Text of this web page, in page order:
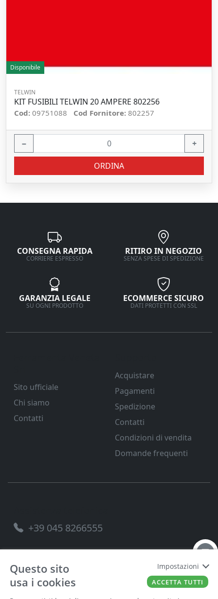
Disponibile
TELWIN
KIT FUSIBILI TELWIN 20 AMPERE 802256
Cod: 09751088 Cod Fornitore: 802257
− +
ORDINA
CONSEGNA RAPIDA
CORRIERE ESPRESSO
RITIRO IN NEGOZIO
SENZA SPESE DI SPEDIZIONE
GARANZIA LEGALE
SU OGNI PRODOTTO
ECOMMERCE SICURO
DATI PROTETTI CON SSL
Sito ufficiale
Chi siamo
Contatti
Acquistare
Pagamenti
Spedizione
Contatti
Condizioni di vendita
Domande frequenti
+39 045 8266555
FERRAMENTA VENETA SRL 00221490238
Questo sito
usa i cookies
Impostazioni
ACCETTA TUTTI